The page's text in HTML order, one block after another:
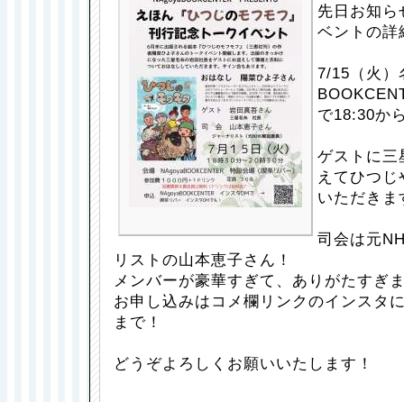
先日お知ら
ベントの詳
7/15（火）
で18:30か
ゲストに三
えてひつ
いただきま
司会は元
リストの山本恵子さん！
メンバーが豪華すぎて、ありがたすぎ
お申し込みはコメ欄リンクのインスタ
まで！
どうぞよろしくお願いいたします！